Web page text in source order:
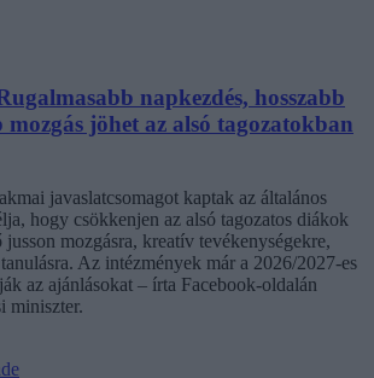
napkezdés, hosszabb
mozgás jöhet az alsó tagozatokban
javaslatcsomagot kaptak az általános
hogy csökkenjen az alsó tagozatos diákok
jusson mozgásra, kreatív tevékenységekre,
Az intézmények már a 2026/2027-es
az ajánlásokat – írta Facebook-oldalán
miniszter.